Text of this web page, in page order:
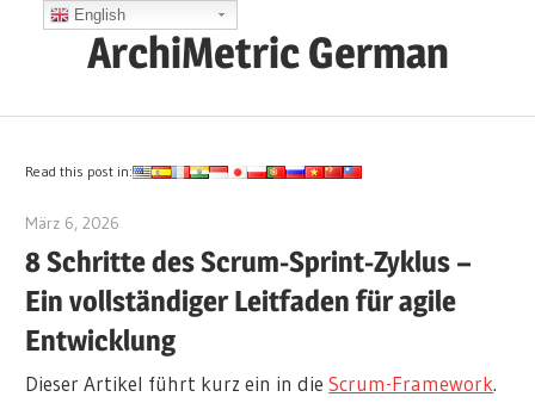
ArchiMetric German
Ops,
and
More
Read this post in:
März 6, 2026
8 Schritte des Scrum-Sprint-Zyklus –
Ein vollständiger Leitfaden für agile
Entwicklung
Dieser Artikel führt kurz ein in dieScrum-Framework.
English